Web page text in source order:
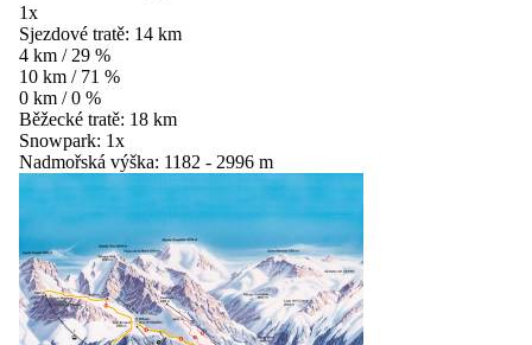
1x
Sjezdové tratě: 14 km
4 km / 29 %
10 km / 71 %
0 km / 0 %
Běžecké tratě: 18 km
Snowpark: 1x
Nadmořská výška: 1182 - 2996 m